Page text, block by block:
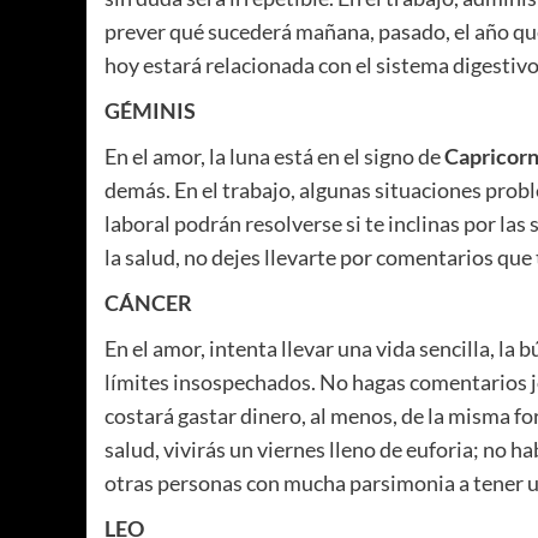
prever qué sucederá mañana, pasado, el año
hoy estará relacionada con el sistema
GÉMINIS
En el amor, la luna está en el signo de
demás. En el trabajo, algunas situaciones
laboral podrán resolverse si te inclinas por
la salud, no dejes llevarte por comentarios
CÁNCER
En el amor, intenta llevar una vida sencilla, la
límites insospechados. No hagas comentarios
costará gastar dinero, al menos, de la misma
salud, vivirás un viernes lleno de euforia; no
otras personas con mucha parsimonia a tener
LEO